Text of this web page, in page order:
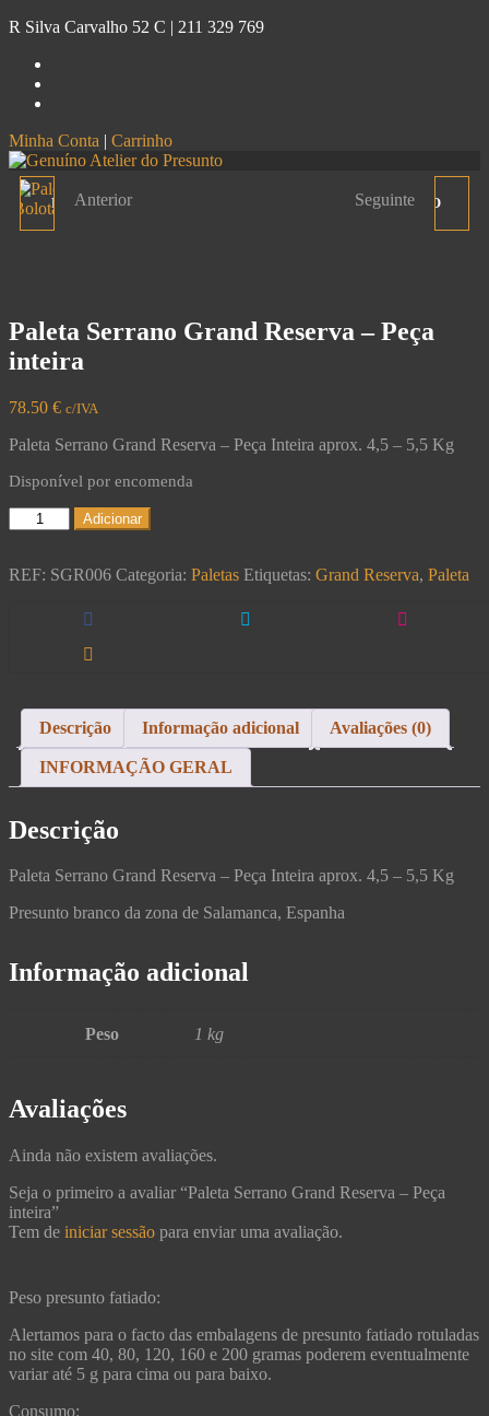
R Silva Carvalho 52 C | 211 329 769
Minha Conta | Carrinho
Genuíno
Atelier do Presunto
PALETA CASA DO PORCO
Anterior KIT PRESENTE GENUÍNO
Seguinte
Paleta Serrano Grand Reserva – Peça
inteira
78.50 € c/IVA
Paleta Serrano Grand Reserva – Peça Inteira aprox. 4,5 – 5,5 Kg
Disponível por encomenda
Adicionar
REF: SGR006 Categoria: Paletas Etiquetas: Grand Reserva, Paleta
Descrição Informação adicional Avaliações (0)
INFORMAÇÃO GERAL
Descrição
Paleta Serrano Grand Reserva – Peça Inteira aprox. 4,5 – 5,5 Kg
Presunto branco da zona de Salamanca, Espanha
Informação adicional
Peso 1 kg
Avaliações
Ainda não existem avaliações.
Seja o primeiro a avaliar “Paleta Serrano Grand Reserva – Peça
inteira”
Tem de iniciar sessão para enviar uma avaliação.
Peso presunto fatiado:
Alertamos para o facto das embalagens de presunto fatiado rotuladas
no site com 40, 80, 120, 160 e 200 gramas poderem eventualmente
variar até 5 g para cima ou para baixo.
Consumo: